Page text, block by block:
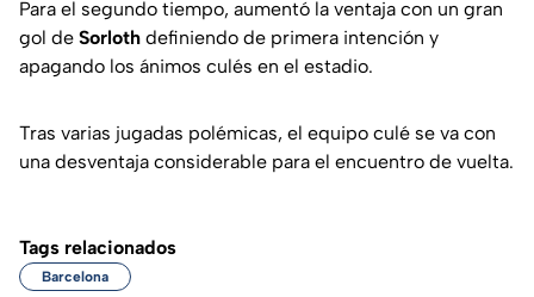
Para el segundo tiempo, aumentó la ventaja con un gran
gol de Sorloth definiendo de primera intención y
apagando los ánimos culés en el estadio.
Tras varias jugadas polémicas, el equipo culé se va con
una desventaja considerable para el encuentro de vuelta.
Tags relacionados
Barcelona